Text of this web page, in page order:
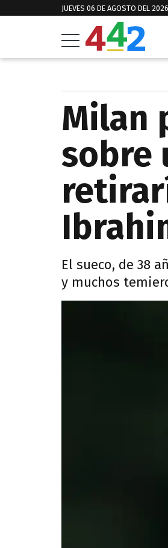
JUEVES 06 DE AGOSTO DEL 2026
Milan
sobre
El sueco, de 38
y muchos